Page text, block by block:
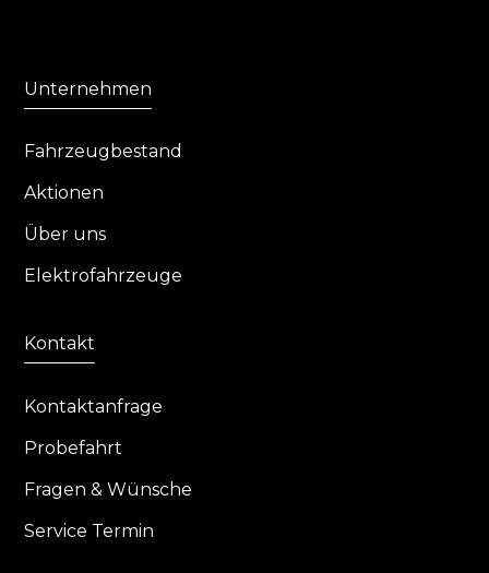
Unternehmen
Fahrzeugbestand
Aktionen
Über uns
Elektrofahrzeuge
Kontakt
Kontaktanfrage
Probefahrt
Fragen & Wünsche
Service Termin